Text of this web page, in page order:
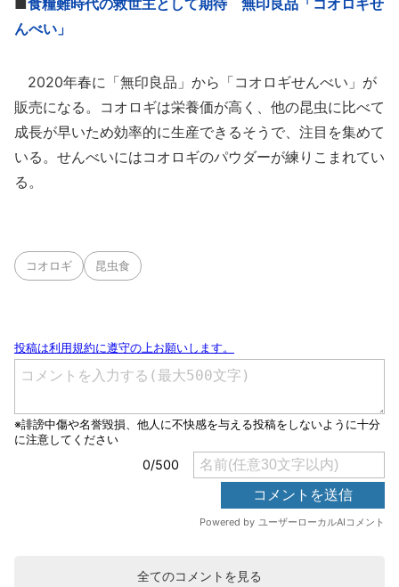
食糧難時代の救世主として期待 無印良品「コオロギせ
んべい」
2020年春に「無印良品」から「コオロギせんべい」が
販売になる。コオロギは栄養価が高く、他の昆虫に比べて
成長が早いため効率的に生産できるそうで、注目を集めて
いる。せんべいにはコオロギのパウダーが練りこまれてい
る。
コオロギ 昆虫食
全てのコメントを見る